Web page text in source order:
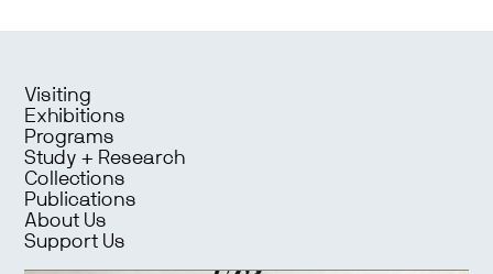
Visiting
Exhibitions
Programs
Study + Research
Collections
Publications
About Us
Support Us